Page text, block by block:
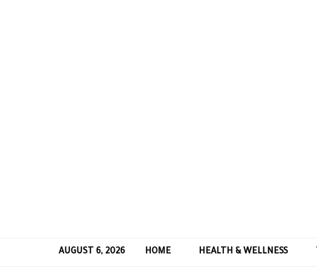
AUGUST 6, 2026 HOME HEALTH & WELLNESS